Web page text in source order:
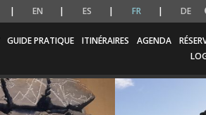
EN ES FR DE
GUIDE PRATIQUE ITINÉRAIRES AGENDA